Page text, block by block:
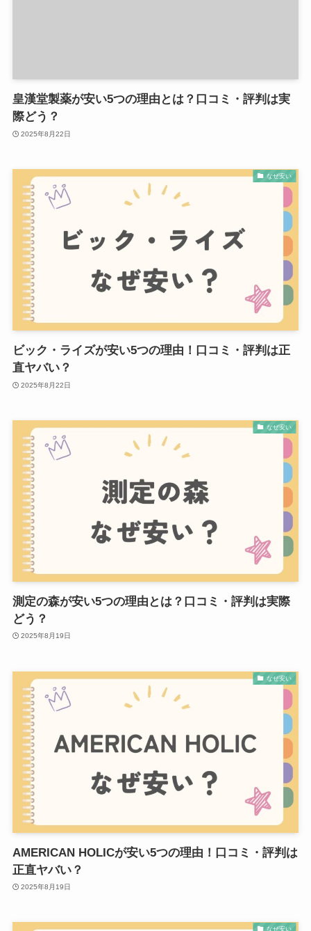
皇漢堂製薬が安い5つの理由とは？口コミ・評判は実
際どう？
2025年8月22日
なぜ安い
ビック・ライズが安い5つの理由！口コミ・評判は正
直ヤバい？
2025年8月22日
なぜ安い
測定の森が安い5つの理由とは？口コミ・評判は実際
どう？
2025年8月19日
なぜ安い
AMERICAN HOLICが安い5つの理由！口コミ・評判は
正直ヤバい？
2025年8月19日
なぜ安い